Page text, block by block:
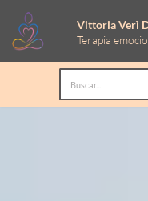
Saltar
contenido
Vittoria Verì
Terapia